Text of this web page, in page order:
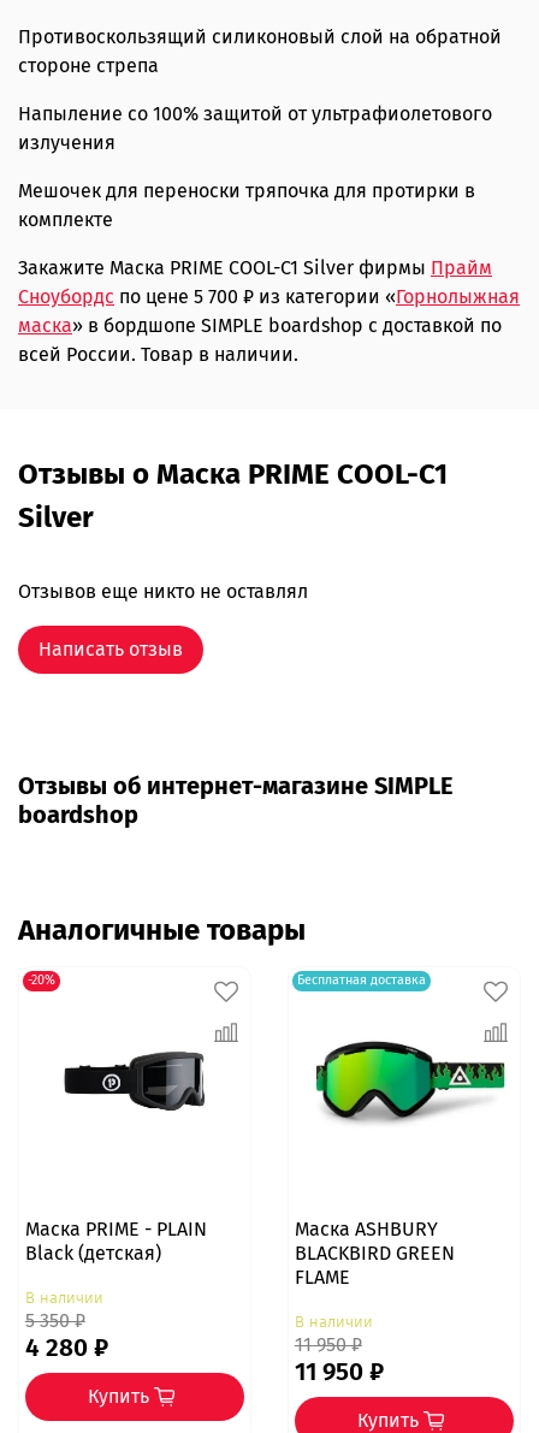
Противоскользящий силиконовый слой на обратной
стороне стрепа
Напыление со 100% защитой от ультрафиолетового
излучения
Мешочек для переноски тряпочка для протирки в
комплекте
Закажите Маска PRIME COOL-C1 Silver фирмы Прайм
Сноубордс по цене 5 700 ₽ из категории «Горнолыжная
маска» в бордшопе SIMPLE boardshop с доставкой по
всей России. Товар в наличии.
Отзывы о Маска PRIME COOL-C1
Silver
Отзывов еще никто не оставлял
Написать отзыв
Отзывы об интернет-магазине SIMPLE
boardshop
Аналогичные товары
-20%
Маска PRIME - PLAIN
Black (детская)
В наличии
5 350 ₽
4 280 ₽
Купить
Бесплатная доставка
Маска ASHBURY
BLACKBIRD GREEN
FLAME
В наличии
11 950 ₽
11 950 ₽
Купить